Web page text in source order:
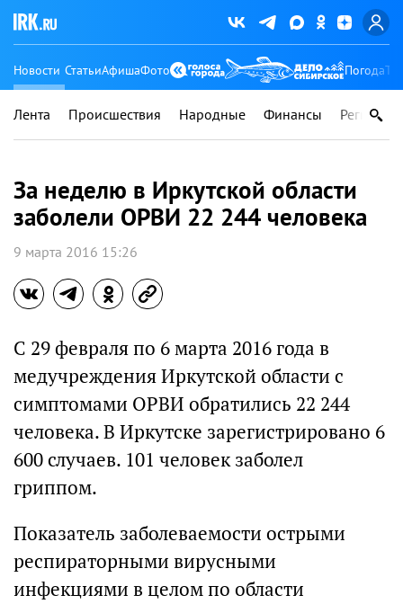
Новости СтатьиАфишаФото Погода
Лента Происшествия Народные Финансы Регионы
За неделю в Иркутской области
заболели ОРВИ 22 244 человека
9 марта 2016 15:26
С 29 февраля по 6 марта 2016 года в
медучреждения Иркутской области с
симптомами ОРВИ обратились 22 244
человека. В Иркутске зарегистрировано 6
600 случаев. 101 человек заболел
гриппом.
Показатель заболеваемости острыми
респираторными вирусными
инфекциями в целом по области